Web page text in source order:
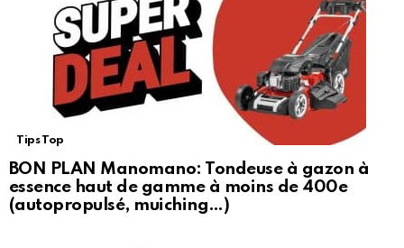
Tips Top
BON PLAN Manomano: Tondeuse à gazon à
essence haut de gamme à moins de 400e
(autopropulsé, muiching…)